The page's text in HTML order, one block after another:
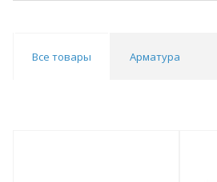
Все товары Арматура